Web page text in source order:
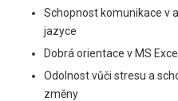
Schopnost komunikace v
jazyce
Dobrá orientace v MS
Odolnost vůči stresu a
změny